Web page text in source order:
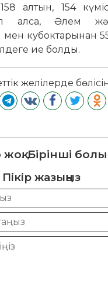
алтын, 154
алса, Әлем
кубоктарынан
ие болды.
желілерде
жоқ. Бірінші
Пікір жазыңыз